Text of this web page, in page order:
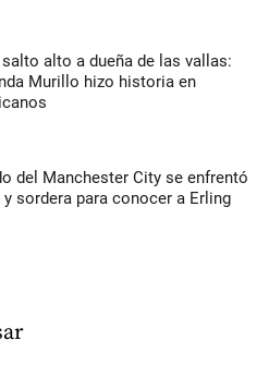
alto a dueña de las vallas:
Murillo hizo historia en
del Manchester City se enfrentó
y sordera para conocer a Erling